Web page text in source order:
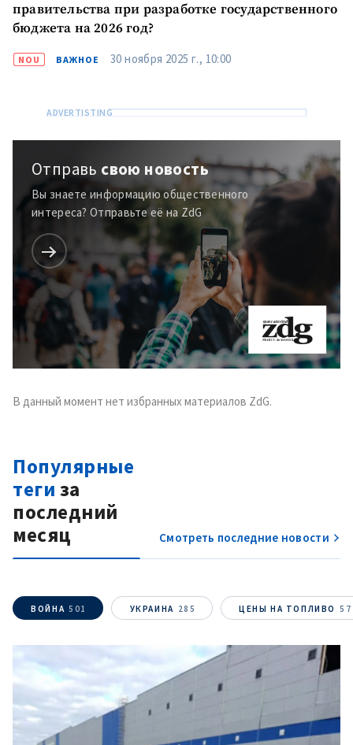
Отправить
информацию
правительства при разработке государственного
бюджета на 2026 год?
NOU ВАЖНОЕ 30 ноября 2025 г., 10:00
Отправь свою новость
Вы знаете информацию общественного
интереса? Отправьте её на ZdG
В данный момент нет избранных материалов ZdG.
Популярные
теги за
последний
месяц
Смотреть последние новости
ВОЙНА 501 УКРАИНА 285 ЦЕНЫ НА ТОПЛИВО 57